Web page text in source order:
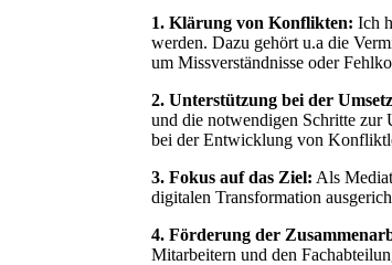
1. Klärung von Konflikten: Ich
werden. Dazu gehört u.a die
um Missverständnisse oder
2. Unterstützung bei der
und die notwendigen Schritte zur
bei der Entwicklung von
3. Fokus auf das Ziel: Als
digitalen Transformation
4. Förderung der
Mitarbeitern und den